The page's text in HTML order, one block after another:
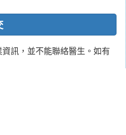
訊，並不能聯絡醫生。如有